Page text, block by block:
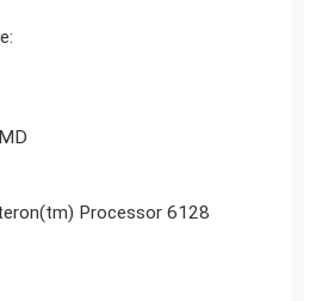
Processor 6128